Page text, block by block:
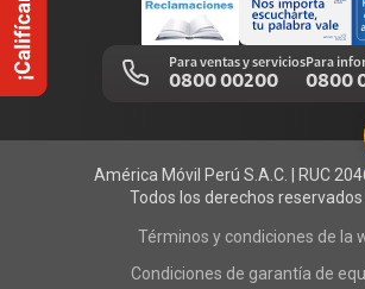
Llamada por llamada
Trabajos de mantenimientoPara ventas y servicios
0800 00200
Para
0800
América Móvil Perú S.A.C. | RUC
Todos los derechos
Términos y condiciones de la
Condiciones de garantía de